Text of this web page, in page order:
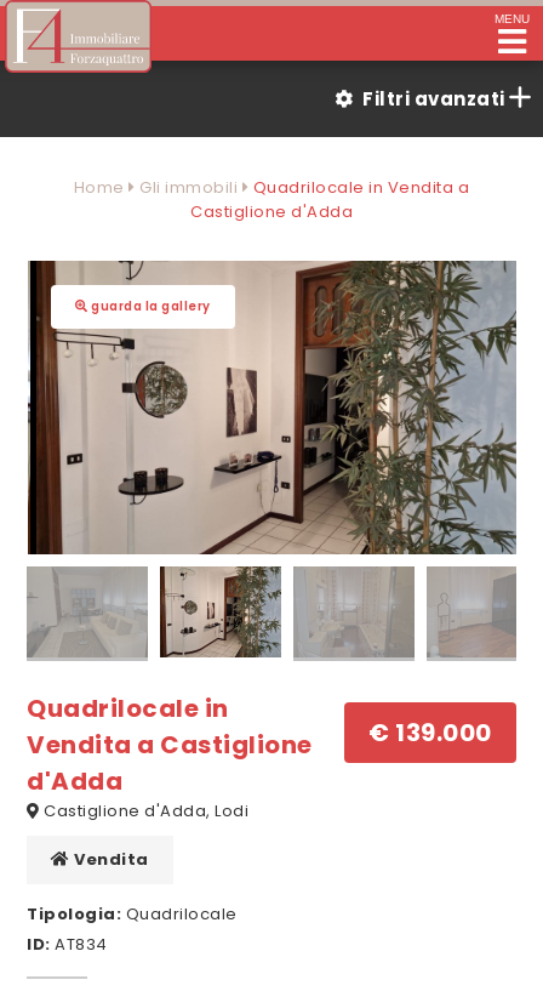
MENU
Filtri avanzati
Home Gli immobili
Quadrilocale in Vendita a
Castiglione d'Adda
guarda la gallery
Quadrilocale in
Vendita a Castiglione
d'Adda
Castiglione d'Adda, Lodi
€ 139.000
Vendita
Tipologia: Quadrilocale
ID: AT834